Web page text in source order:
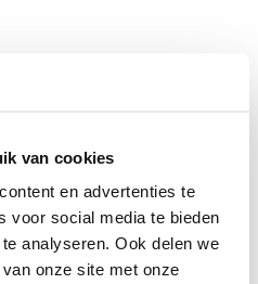
van cookies
en advertenties te
voor social media te bieden
analyseren. Ook delen we
onze site met onze